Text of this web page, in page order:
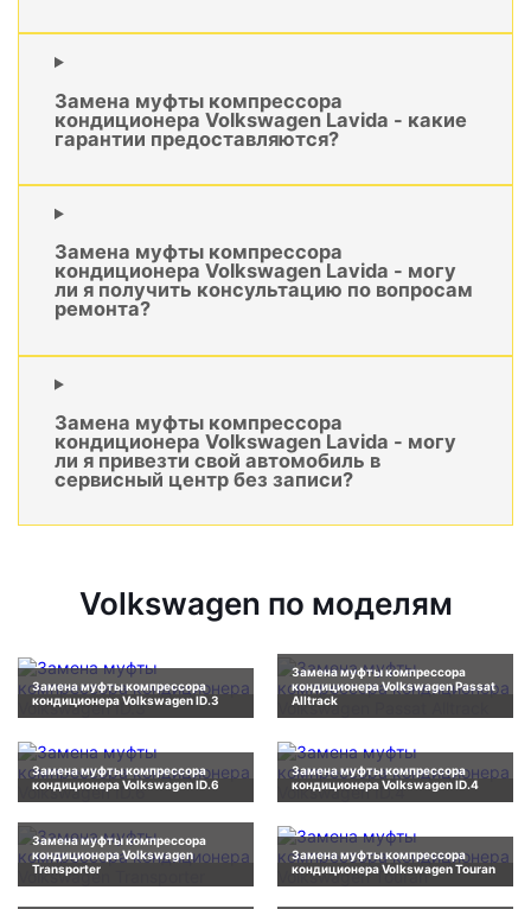
Замена муфты компрессора
кондиционера Volkswagen Lavida - какие
гарантии предоставляются?
Замена муфты компрессора
кондиционера Volkswagen Lavida - могу
ли я получить консультацию по вопросам
ремонта?
Замена муфты компрессора
кондиционера Volkswagen Lavida - могу
ли я привезти свой автомобиль в
сервисный центр без записи?
Volkswagen по моделям
Замена муфты компрессора
кондиционера Volkswagen ID.3
Замена муфты компрессора
кондиционера Volkswagen Passat
Alltrack
Замена муфты компрессора
кондиционера Volkswagen ID.6
Замена муфты компрессора
кондиционера Volkswagen ID.4
Замена муфты компрессора
кондиционера Volkswagen
Transporter
Замена муфты компрессора
кондиционера Volkswagen Touran